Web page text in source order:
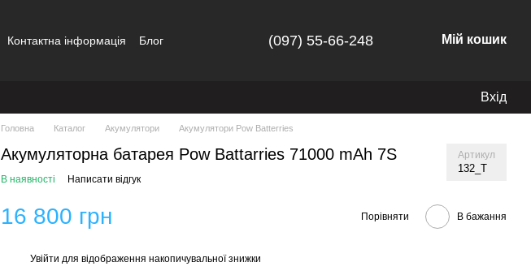
Контактна інформація
Блог
(097) 55-66-248 Мій кошик
Вхід
Головна Каталог Акумулятори Акумулятори Pow Batterries
Акумуляторна батарея Pow Battarries 71000 mAh 7S Артикул
132_T
В наявності Написати відгук
16 800 грн Порівняти В бажання
Увійти для відображення накопичувальної знижки